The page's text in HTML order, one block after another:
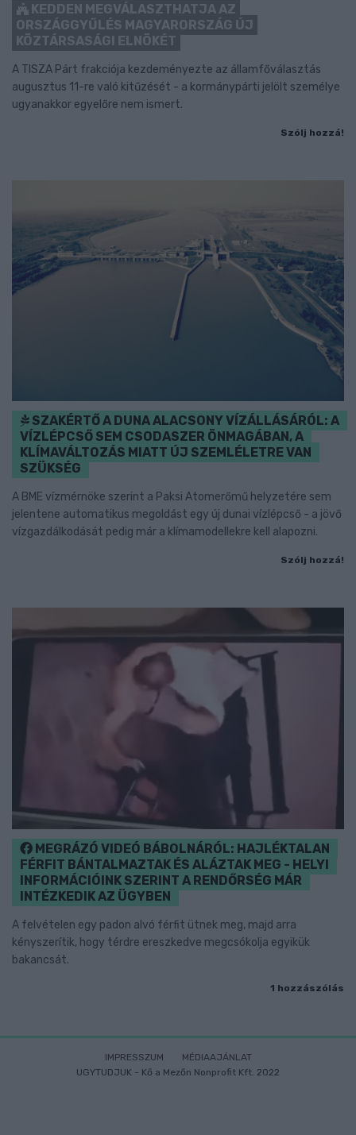
KEDDEN MEGVÁLASZTHATJA AZ
ORSZÁGGYŰLÉS MAGYARORSZÁG ÚJ
KÖZTÁRSASÁGI ELNÖKÉT
A TISZA Párt frakciója kezdeményezte az államfőválasztás
augusztus 11-re való kitűzését - a kormánypárti jelölt személye
ugyanakkor egyelőre nem ismert.
Szólj hozzá!
SZAKÉRTŐ A DUNA ALACSONY VÍZÁLLÁSÁRÓL: A
VÍZLÉPCSŐ SEM CSODASZER ÖNMAGÁBAN, A
KLÍMAVÁLTOZÁS MIATT ÚJ SZEMLÉLETRE VAN
SZÜKSÉG
A BME vízmérnöke szerint a Paksi Atomerőmű helyzetére sem
jelentene automatikus megoldást egy új dunai vízlépcső - a jövő
vízgazdálkodását pedig már a klímamodellekre kell alapozni.
Szólj hozzá!
MEGRÁZÓ VIDEÓ BÁBOLNÁRÓL: HAJLÉKTALAN
FÉRFIT BÁNTALMAZTAK ÉS ALÁZTAK MEG - HELYI
INFORMÁCIÓINK SZERINT A RENDŐRSÉG MÁR
INTÉZKEDIK AZ ÜGYBEN
A felvételen egy padon alvó férfit ütnek meg, majd arra
kényszerítik, hogy térdre ereszkedve megcsókolja egyikük
bakancsát.
1 hozzászólás
IMPRESSZUM
MÉDIAAJÁNLAT
UGYTUDJUK - Kő a Mezőn Nonprofit Kft. 2022